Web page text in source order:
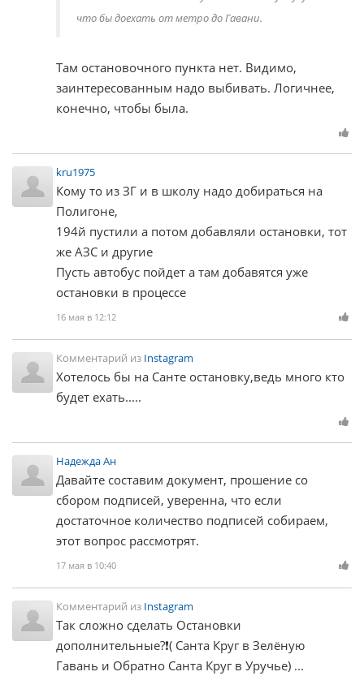
что бы доехать от метро до Гавани.
Там остановочного пункта нет. Видимо,
заинтересованным надо выбивать. Логичнее,
конечно, чтобы была.
kru1975
Кому то из ЗГ и в школу надо добираться на
Полигоне,
194й пустили а потом добавляли остановки, тот
же АЗС и другие
Пусть автобус пойдет а там добавятся уже
остановки в процессе
16 мая в 12:12
Комментарий из Instagram
Хотелось бы на Санте остановку,ведь много кто
будет ехать.....
Надежда Aн
Давайте составим документ, прошение со
сбором подписей, уверенна, что если
достаточное количество подписей собираем,
этот вопрос рассмотрят.
17 мая в 10:40
Комментарий из Instagram
Так сложно сделать Остановки
дополнительные?❗( Санта Круг в Зелёную
Гавань и Обратно Санта Круг в Уручье) ...